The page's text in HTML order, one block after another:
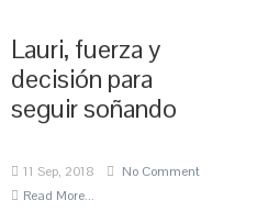
Lauri, fuerza y
decisión para
seguir soñando
11 Sep, 2018
No Comment
Read More...